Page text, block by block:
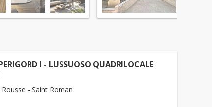
I - LUSSUOSO QUADRILOCALE
- Saint Roman